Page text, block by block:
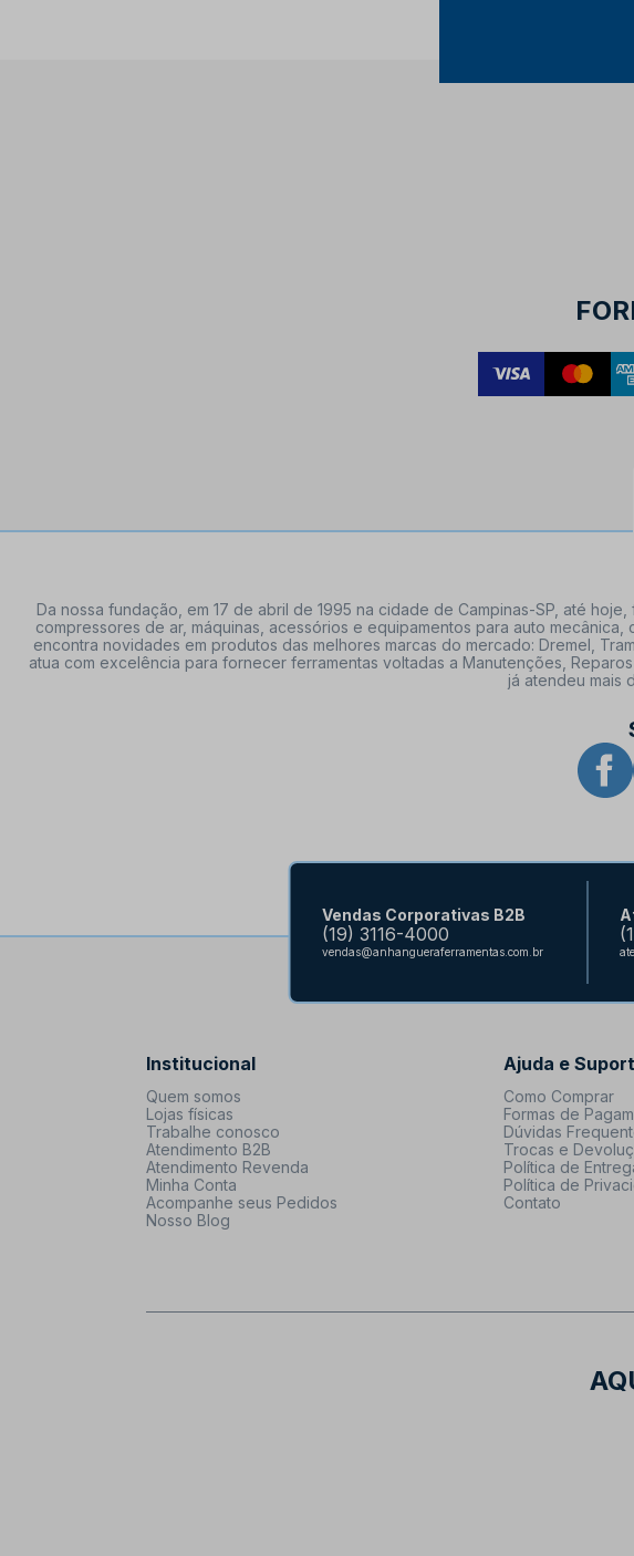
Da nossa fundação, em 17 de abril de 1995 na cidade de Campinas-SP, até
compressores de ar, máquinas, acessórios e equipamentos para auto
encontra novidades em produtos das melhores marcas do mercado: Dremel,
atua com excelência para fornecer ferramentas voltadas a Manutenções,
já atendeu mais
Vendas Corporativas B2B
(19) 3116-4000
vendas@anhangueraferramentas.com.br
Institucional
Quem somos
Lojas físicas
Trabalhe conosco
Atendimento B2B
Atendimento Revenda
Minha Conta
Acompanhe seus Pedidos
Nosso Blog
Ajuda e
Como Comprar
Formas de
Dúvidas
Trocas e
Política de
Política de
Contato